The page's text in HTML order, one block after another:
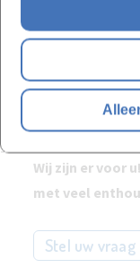
Een
Wij zijn er voor
met veel
Stel uw vraag